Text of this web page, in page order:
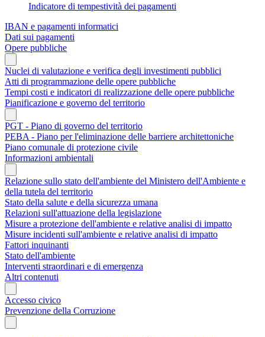
Indicatore di tempestività dei pagamenti
IBAN e pagamenti informatici
Dati sui pagamenti
Opere pubbliche
Nuclei di valutazione e verifica degli investimenti pubblici
Atti di programmazione delle opere pubbliche
Tempi costi e indicatori di realizzazione delle opere pubbliche
Pianificazione e governo del territorio
PGT - Piano di governo del territorio
PEBA - Piano per l'eliminazione delle barriere architettoniche
Piano comunale di protezione civile
Informazioni ambientali
Relazione sullo stato dell'ambiente del Ministero dell'Ambiente e
della tutela del territorio
Stato della salute e della sicurezza umana
Relazioni sull'attuazione della legislazione
Misure a protezione dell'ambiente e relative analisi di impatto
Misure incidenti sull'ambiente e relative analisi di impatto
Fattori inquinanti
Stato dell'ambiente
Interventi straordinari e di emergenza
Altri contenuti
Accesso civico
Prevenzione della Corruzione